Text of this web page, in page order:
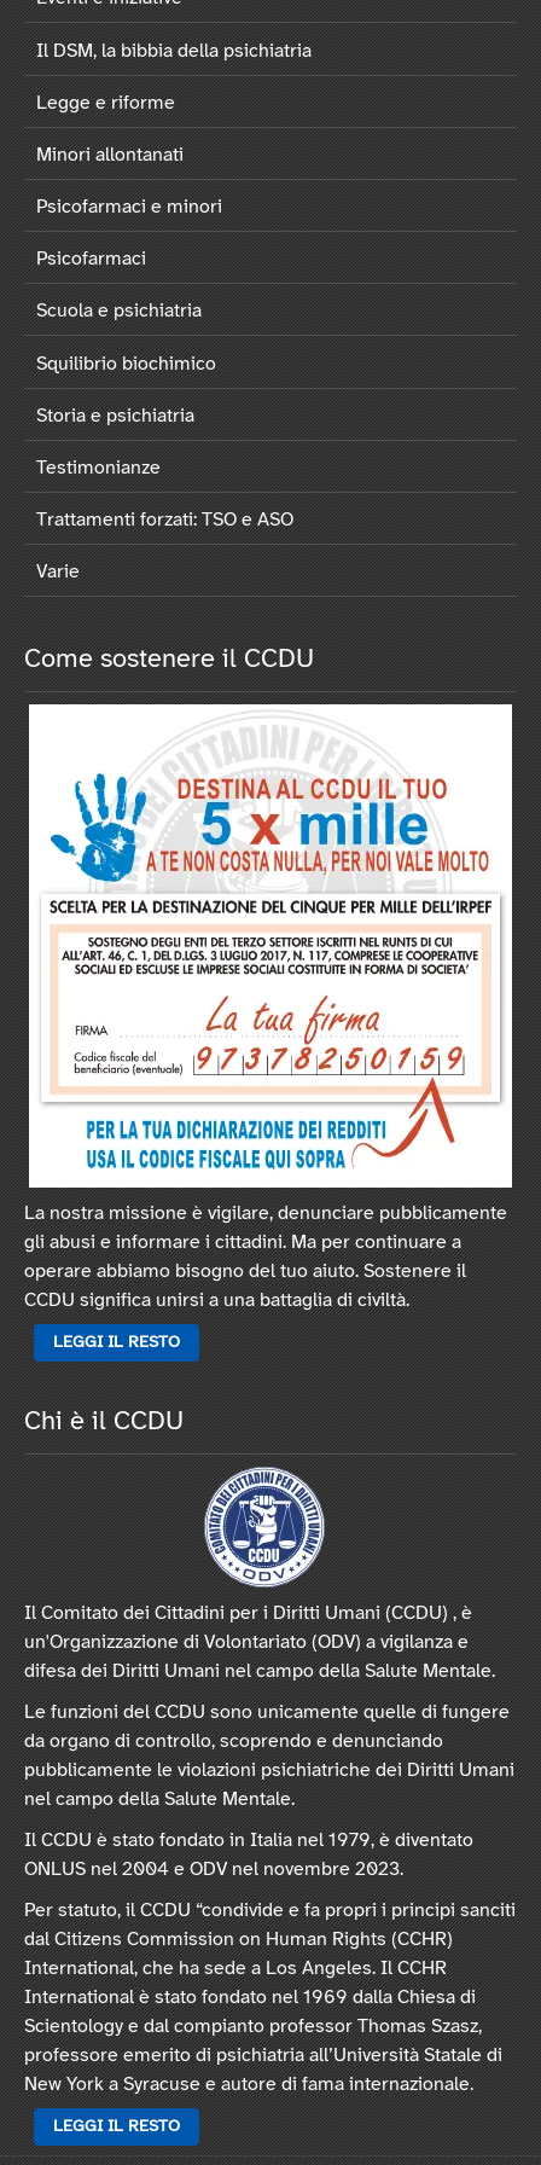
Il DSM, la bibbia della psichiatria
Legge e riforme
Minori allontanati
Psicofarmaci e minori
Psicofarmaci
Scuola e psichiatria
Squilibrio biochimico
Storia e psichiatria
Testimonianze
Trattamenti forzati: TSO e ASO
Varie
Come sostenere il CCDU
La nostra missione è vigilare, denunciare pubblicamente
gli abusi e informare i cittadini. Ma per continuare a
operare abbiamo bisogno del tuo aiuto. Sostenere il
CCDU significa unirsi a una battaglia di civiltà.
LEGGI IL RESTO
Chi è il CCDU
Il Comitato dei Cittadini per i Diritti Umani (CCDU) , è
un'Organizzazione di Volontariato (ODV) a vigilanza e
difesa dei Diritti Umani nel campo della Salute Mentale.
Le funzioni del CCDU sono unicamente quelle di fungere
da organo di controllo, scoprendo e denunciando
pubblicamente le violazioni psichiatriche dei Diritti Umani
nel campo della Salute Mentale.
Il CCDU è stato fondato in Italia nel 1979, è diventato
ONLUS nel 2004 e ODV nel novembre 2023.
Per statuto, il CCDU “condivide e fa propri i principi sanciti
dal Citizens Commission on Human Rights (CCHR)
International, che ha sede a Los Angeles. Il CCHR
International è stato fondato nel 1969 dalla Chiesa di
Scientology e dal compianto professor Thomas Szasz,
professore emerito di psichiatria all’Università Statale di
New York a Syracuse e autore di fama internazionale.
LEGGI IL RESTO